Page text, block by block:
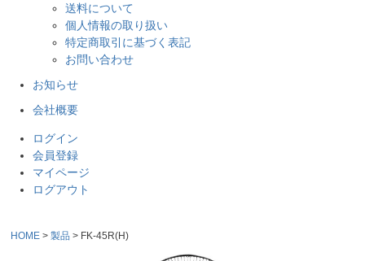
送料について
個人情報の取り扱い
特定商取引に基づく表記
お問い合わせ
お知らせ
会社概要
ログイン
会員登録
マイページ
ログアウト
HOME 製品 FK-45R(H)